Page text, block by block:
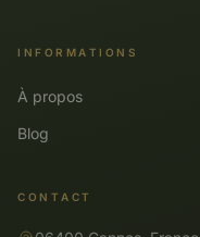
INFORMATIONS
À propos
Blog
CONTACT